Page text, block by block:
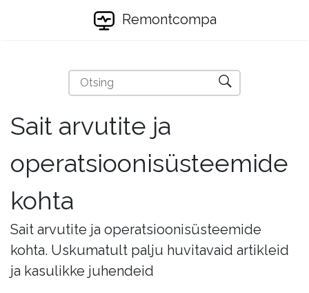
Remontcompa
Sait arvutite ja
operatsioonisüsteemide
kohta
Sait arvutite ja operatsioonisüsteemide
kohta. Uskumatult palju huvitavaid artikleid
ja kasulikke juhendeid